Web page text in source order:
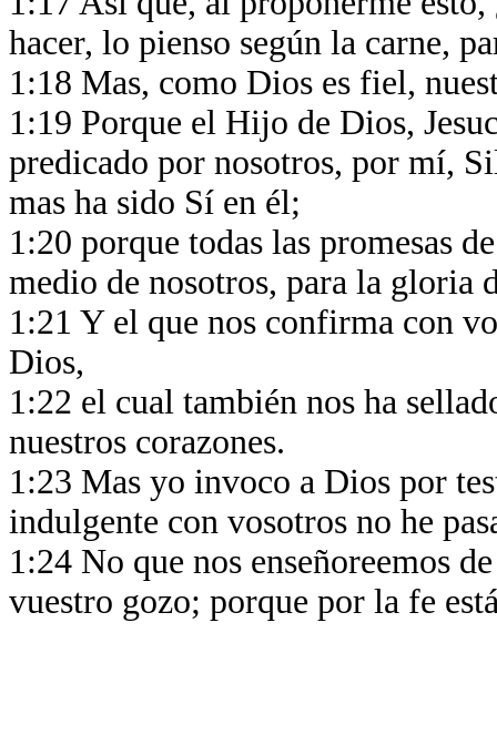
hacer, lo pienso según la carne,
1:18 Mas, como Dios es fiel,
1:19 Porque el Hijo de Dios,
predicado por nosotros, por mí,
mas ha sido Sí en él;
1:20 porque todas las promesas
medio de nosotros, para la gloria
1:21 Y el que nos confirma con
Dios,
1:22 el cual también nos ha
nuestros corazones.
1:23 Mas yo invoco a Dios por
indulgente con vosotros no he
1:24 No que nos enseñoreemos
vuestro gozo; porque por la fe